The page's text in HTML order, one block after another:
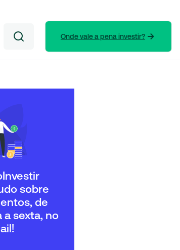
Onde vale a pena investir?
sobre
de
a sexta, no